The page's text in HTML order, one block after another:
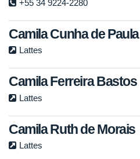
+55 34 9224-2280
Camila Cunha de Paula
Lattes
Camila Ferreira Bastos
Lattes
Camila Ruth de Morais
Lattes